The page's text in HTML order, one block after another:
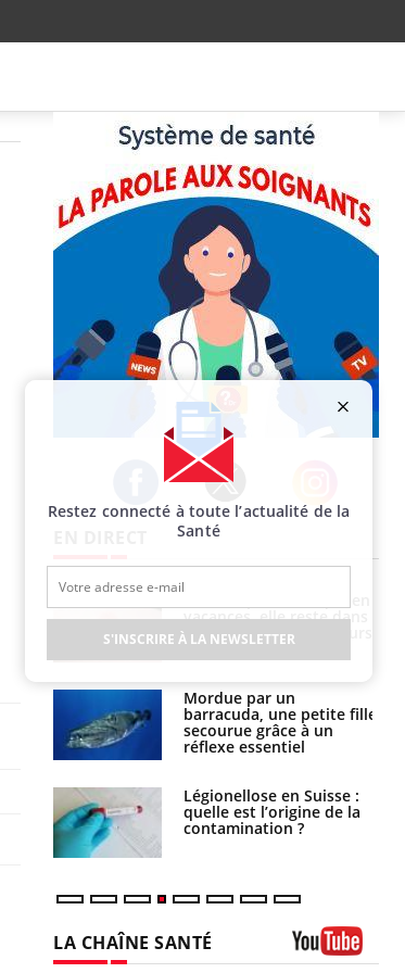
Facebook Twitter Instagram
vacances, elle reste dans
le coma pendant 42 jours
Mordue par un
barracuda, une petite fille
secourue grâce à un
réflexe essentiel
Légionellose en Suisse :
quelle est l’origine de la
contamination ?
une nouvelle arme contre
les réactions sévères
Comment gérer le
sommeil des enfants en
vacances ?
Bilan prévention : ce que
les kinés pourront
bientôt faire
LA CHAÎNE SANTÉ
Restez connecté à toute l’actualité de la
Santé
S'INSCRIRE À LA NEWSLETTER